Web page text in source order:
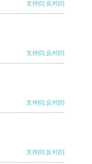
支持[0] 反对[0]
支持[0] 反对[0]
支持[0] 反对[0]
支持[0] 反对[0]